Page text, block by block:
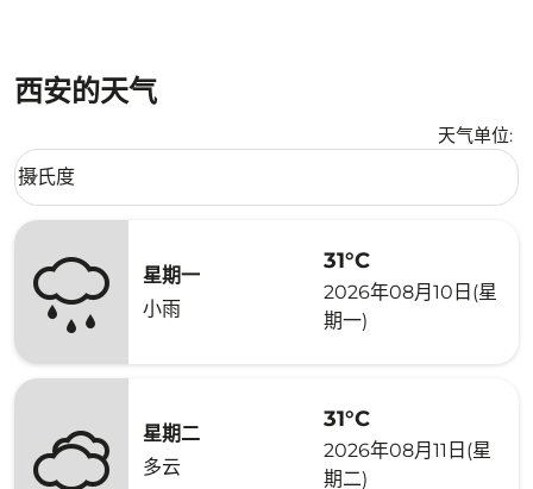
西安的天气
天气单位:
Weather unit option 摄氏度 Selected
摄氏度
keyboard_arrow_down
星期一
小雨
31°C
2026年08月10日(星
期一)
星期二
多云
31°C
2026年08月11日(星
期二)